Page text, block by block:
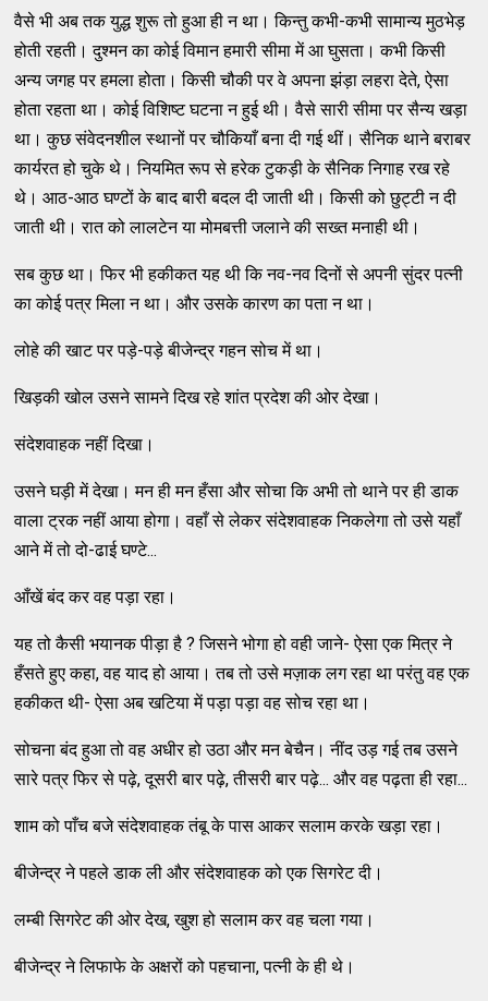
वैसे भी अब तक युद्ध शुरू तो हुआ ही न था। किन्तु कभी-कभी सामान्य मुठभेड़
होती रहती। दुश्मन का कोई विमान हमारी सीमा में आ घुसता। कभी किसी
अन्य जगह पर हमला होता। किसी चौकी पर वे अपना झंड़ा लहरा देते, ऐसा
होता रहता था। कोई विशिष्ट घटना न हुई थी। वैसे सारी सीमा पर सैन्य खड़ा
था। कुछ संवेदनशील स्थानों पर चौकियाँ बना दी गई थीं। सैनिक थाने बराबर
कार्यरत हो चुके थे। नियमित रूप से हरेक टुकड़ी के सैनिक निगाह रख रहे
थे। आठ-आठ घण्टों के बाद बारी बदल दी जाती थी। किसी को छुट्टी न दी
जाती थी। रात को लालटेन या मोमबत्ती जलाने की सख्त मनाही थी।
सब कुछ था। फिर भी हकीकत यह थी कि नव-नव दिनों से अपनी सुंदर पत्नी
का कोई पत्र मिला न था। और उसके कारण का पता न था।
लोहे की खाट पर पड़े-पड़े बीजेन्द्र गहन सोच में था।
खिड़की खोल उसने सामने दिख रहे शांत प्रदेश की ओर देखा।
संदेशवाहक नहीं दिखा।
उसने घड़ी में देखा। मन ही मन हँसा और सोचा कि अभी तो थाने पर ही डाक
वाला ट्रक नहीं आया होगा। वहाँ से लेकर संदेशवाहक निकलेगा तो उसे यहाँ
आने में तो दो-ढाई घण्टे...
आँखें बंद कर वह पड़ा रहा।
यह तो कैसी भयानक पीड़ा है ? जिसने भोगा हो वही जाने- ऐसा एक मित्र ने
हँसते हुए कहा, वह याद हो आया। तब तो उसे मज़ाक लग रहा था परंतु वह एक
हकीकत थी- ऐसा अब खटिया में पड़ा पड़ा वह सोच रहा था।
सोचना बंद हुआ तो वह अधीर हो उठा और मन बेचैन। नींद उड़ गई तब उसने
सारे पत्र फिर से पढ़े, दूसरी बार पढ़े, तीसरी बार पढ़े... और वह पढ़ता ही रहा...
शाम को पाँच बजे संदेशवाहक तंबू के पास आकर सलाम करके खड़ा रहा।
बीजेन्द्र ने पहले डाक ली और संदेशवाहक को एक सिगरेट दी।
लम्बी सिगरेट की ओर देख, खुश हो सलाम कर वह चला गया।
बीजेन्द्र ने लिफाफे के अक्षरों को पहचाना, पत्नी के ही थे।